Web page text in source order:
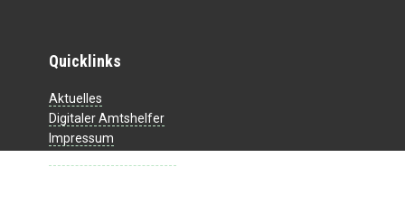
Quicklinks
Aktuelles
Digitaler Amtshelfer
Impressum